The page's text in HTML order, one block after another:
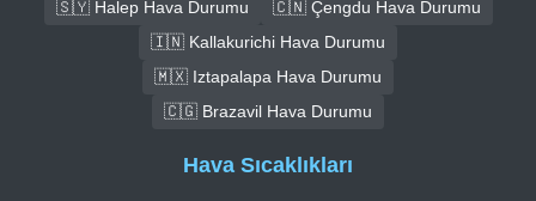
🇸🇾 Halep Hava Durumu
🇨🇳 Çengdu Hava Durumu
🇮🇳 Kallakurichi Hava Durumu
🇲🇽 Iztapalapa Hava Durumu
🇨🇬 Brazavil Hava Durumu
Hava Sıcaklıkları